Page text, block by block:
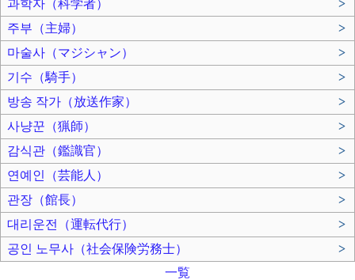
과학자（科学者）
>
주부（主婦）
>
마술사（マジシャン）
>
기수（騎手）
>
방송 작가（放送作家）
>
사냥꾼（猟師）
>
감식관（鑑識官）
>
연예인（芸能人）
>
관장（館長）
>
대리운전（運転代行）
>
공인 노무사（社会保険労務士）
>
一覧